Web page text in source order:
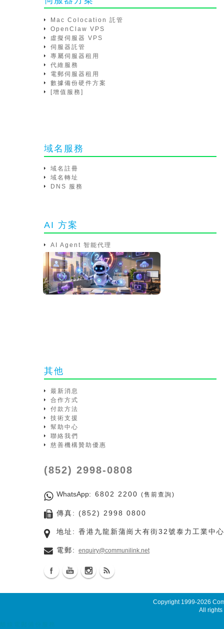
Mac Colocation 託管
OpenClaw VPS
虛擬伺服器 VPS
伺服器託管
專屬伺服器租用
代維服務
電郵伺服器租用
數據備份硬件方案
[增值服務]
域名服務
域名註冊
域名轉址
DNS 服務
AI 方案
AI Agent 智能代理
其他
最新消息
合作方式
付款方法
技術支援
幫助中心
聯絡我們
慈善機構贊助優惠
(852) 2998-0808
WhatsApp: 6802 2200 (售前查詢)
傳真: (852) 2998 0800
地址: 香港九龍新蒲崗大有街32號泰力工業中
電郵: enquiry@communilink.net
Copyright 1999-2026
All rights